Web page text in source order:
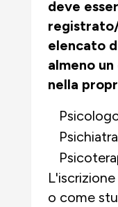
deve
elencato
almeno
nella
Psichiatra
o come